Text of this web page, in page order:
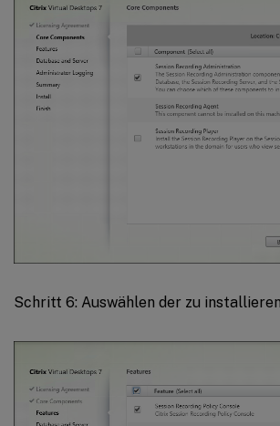
Schritt 6: Auswählen der zu